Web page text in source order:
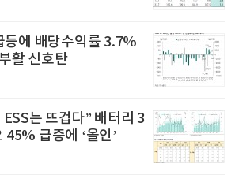
에 배당수익률 3.7%
활 신호탄
는 뜨겁다” 배터리 3
45% 급증에 ‘올인’